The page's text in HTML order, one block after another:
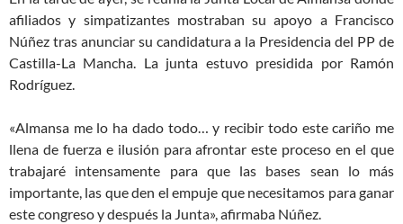
afiliados y simpatizantes mostraban su apoyo a Francisco
Núñez tras anunciar su candidatura a la Presidencia del PP de
Castilla-La Mancha. La junta estuvo presidida por Ramón
Rodríguez.
«Almansa me lo ha dado todo… y recibir todo este cariño me
llena de fuerza e ilusión para afrontar este proceso en el que
trabajaré intensamente para que las bases sean lo más
importante, las que den el empuje que necesitamos para ganar
este congreso y después la Junta», afirmaba Núñez.